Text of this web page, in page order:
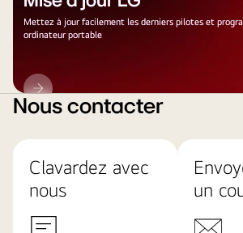
Mettez à jour facilement les derniers pilotes et
ordinateur portable
Mise
à
LG
Nous contacter
Clavardez avec
nous
un